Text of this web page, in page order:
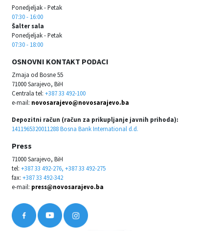
Ponedjeljak - Petak
07:30 - 16:00
Šalter sala
Ponedjeljak - Petak
07:30 - 18:00
OSNOVNI KONTAKT PODACI
Zmaja od Bosne 55
71000 Sarajevo, BiH
Centrala tel: +387 33 492-100
e-mail: novosarajevo@novosarajevo.ba
Depozitni račun (račun za prikupljanje javnih prihoda):
1411965320011288 Bosna Bank International d.d.
Press
71000 Sarajevo, BiH
tel: +387 33 492-276, +387 33 492-275
fax: +387 33 492-342
e-mail: press@novosarajevo.ba